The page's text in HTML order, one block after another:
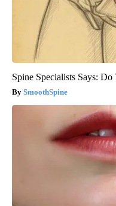
Spine Specialists Says:
SmoothSpine